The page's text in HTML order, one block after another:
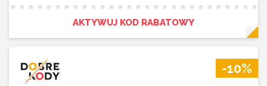
AKTYWUJ KOD RABATOWY
-10%